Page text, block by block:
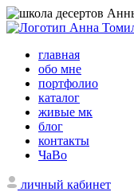
главная
обо мне
портфолио
каталог
живые мк
блог
контакты
ЧаВо
личный кабинет